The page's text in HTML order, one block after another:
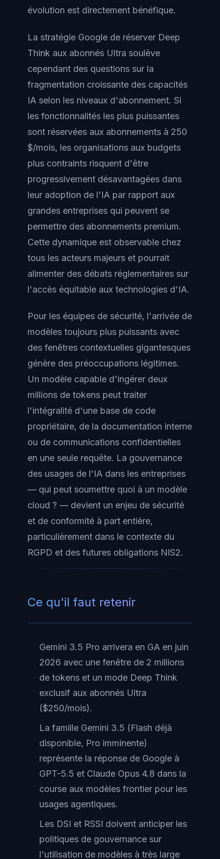
évolution est directement bénéfique.
La stratégie Google de réserver Deep
Think aux abonnés Ultra soulève
cependant des questions sur la
fragmentation croissante des capacités
IA selon les niveaux d'abonnement. Si
les fonctionnalités les plus puissantes
sont réservées aux abonnements à 250
$/mois, les organisations aux budgets
plus contraints risquent d'être
progressivement désavantagées dans
leur adoption de l'IA par rapport aux
grandes entreprises qui peuvent se
permettre des abonnements premium.
Cette dynamique est observable chez
tous les acteurs majeurs et pourrait
alimenter des débats réglementaires sur
l'accès équitable aux technologies d'IA.
Pour les équipes de sécurité, l'arrivée de
modèles toujours plus puissants avec
des fenêtres contextuelles gigantesques
génère des préoccupations légitimes.
Un modèle capable d'ingérer deux
millions de tokens peut traiter
l'intégralité d'une base de code
propriétaire, de la documentation interne
ou de communications confidentielles
en une seule requête. La gouvernance
des usages de l'IA dans les entreprises
— qui peut soumettre quoi à un modèle
cloud ? — devient un enjeu de sécurité
et de conformité à part entière,
particulièrement dans le contexte du
RGPD et des futures obligations NIS2.
Ce qu'il faut retenir
Gemini 3.5 Pro arrivera en GA en juin
2026 avec une fenêtre de 2 millions
de tokens et un mode Deep Think
exclusif aux abonnés Ultra
($250/mois).
La famille Gemini 3.5 (Flash déjà
disponible, Pro imminente)
représente la réponse de Google à
GPT-5.5 et Claude Opus 4.8 dans la
course aux modèles frontier pour les
usages agentiques.
Les DSI et RSSI doivent anticiper les
politiques de gouvernance sur
l'utilisation de modèles à très large